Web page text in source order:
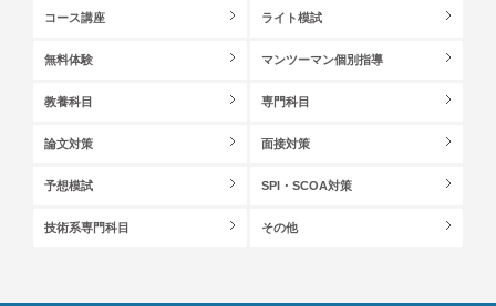
コース講座 ライト模試
無料体験 マンツーマン個別指導
教養科目 専門科目
論文対策 面接対策
予想模試 SPI・SCOA対策
技術系専門科目 その他